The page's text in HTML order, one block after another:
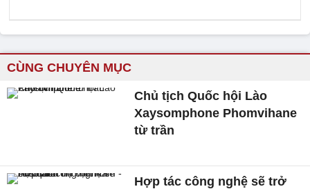
CÙNG CHUYÊN MỤC
Chủ tịch Quốc hội Lào
Xaysomphone Phomvihane
từ trần
Hợp tác công nghệ sẽ trở